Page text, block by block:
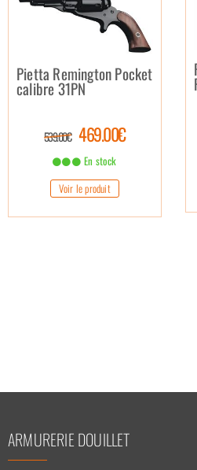
Pietta Remington Pocket
calibre 31PN
539.00€ 469.00€
En stock
Voir le produit
ARMURERIE DOUILLET